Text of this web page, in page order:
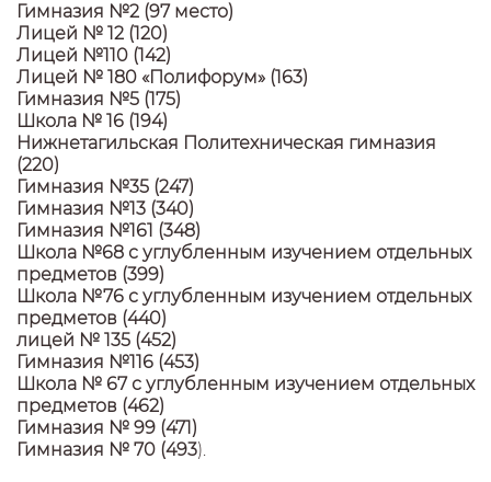
Гимназия №2 (97 место)
Лицей № 12 (120)
Лицей №110 (142)
Лицей № 180 «Полифорум» (163)
Гимназия №5 (175)
Школа № 16 (194)
Нижнетагильская Политехническая гимназия
(220)
Гимназия №35 (247)
Гимназия №13 (340)
Гимназия №161 (348)
Школа №68 с углубленным изучением отдельных
предметов (399)
Школа №76 с углубленным изучением отдельных
предметов (440)
лицей № 135 (452)
Гимназия №116 (453)
Школа № 67 с углубленным изучением отдельных
предметов (462)
Гимназия № 99 (471)
Гимназия № 70 (493).